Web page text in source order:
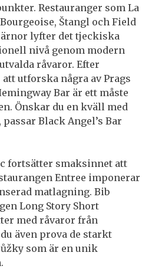
Restauranger som La
Štangl och Field
lyfter det tjeckiska
nivå genom modern
råvaror. Efter
utforska några av Prags
Bar är ett måste
Önskar du en kväll med
Black Angel’s Bar
fortsätter smaksinnet att
Entree imponerar
matlagning. Bib
Long Story Short
med råvaror från
även prova de starkt
som är en unik